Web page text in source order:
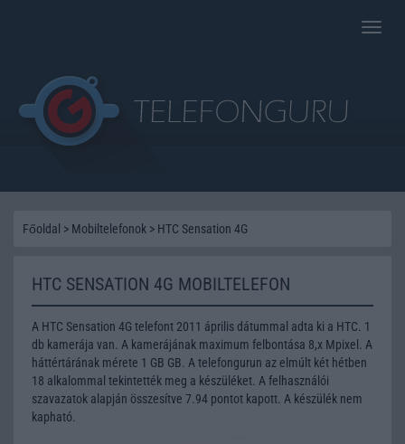
Toggle
Főoldal > Mobiltelefonok > HTC Sensation 4G
HTC SENSATION 4G MOBILTELEFON
A HTC Sensation 4G telefont 2011 április dátummal adta ki a HTC. 1
db kamerája van. A kamerájának maximum felbontása 8,x Mpixel. A
háttértárának mérete 1 GB GB. A telefongurun az elmúlt két hétben
18 alkalommal tekintették meg a készüléket. A felhasználói
szavazatok alapján összesítve 7.94 pontot kapott. A készülék nem
kapható.